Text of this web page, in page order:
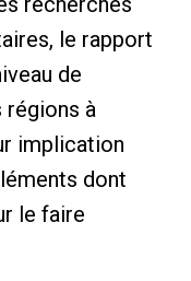
le rapport
de
régions à
implication
dont
le faire